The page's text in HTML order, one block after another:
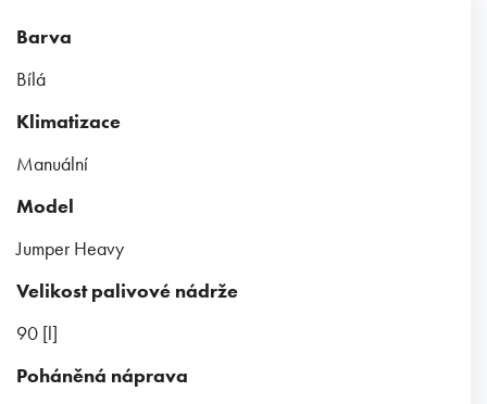
Barva
Bílá
Klimatizace
Manuální
Model
Jumper Heavy
Velikost palivové nádrže
90 [l]
Poháněná náprava